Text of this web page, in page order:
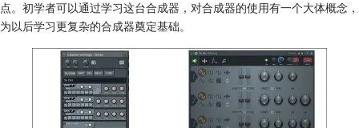
点。初学者可以通过学习这台合成器，对合成器的使用有一个大体概念，
为以后学习更复杂的合成器奠定基础。